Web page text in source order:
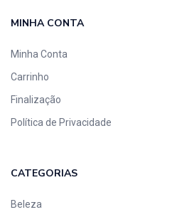
MINHA CONTA
Minha Conta
Carrinho
Finalização
Política de Privacidade
CATEGORIAS
Beleza